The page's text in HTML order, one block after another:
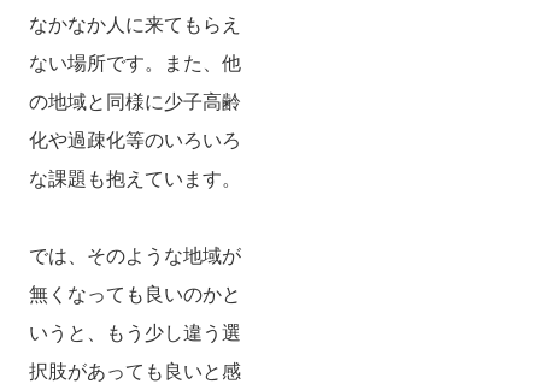
なかなか人に来てもらえ
ない場所です。また、他
の地域と同様に少子高齢
化や過疎化等のいろいろ
な課題も抱えています。
では、そのような地域が
無くなっても良いのかと
いうと、もう少し違う選
択肢があっても良いと感